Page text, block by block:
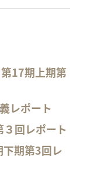
17期上期第
レポート
回レポート
期第3回レ